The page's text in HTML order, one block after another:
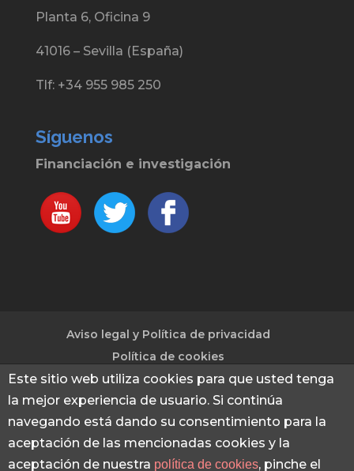
Planta 6, Oficina 9
41016 – Sevilla (España)
Tlf: +34 955 985 250
Síguenos
Financiación e investigación
Aviso legal y Política de privacidad
Política de cookies
© 2013 - 2026 Financiación e investigación
Captación de fondos para investigación e
innovación mediante proyectos Europeos -
Este sitio web utiliza cookies para que usted tenga
la mejor experiencia de usuario. Si continúa
navegando está dando su consentimiento para la
aceptación de las mencionadas cookies y la
aceptación de nuestra política de cookies, pinche el